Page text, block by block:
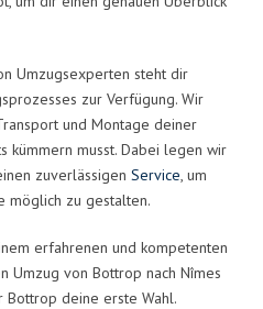
Umzugsexperten steht dir
zur Verfügung. Wir
und Montage deiner
kümmern musst. Dabei legen wir
zuverlässigen Service, um
möglich zu gestalten.
erfahrenen und kompetenten
Umzug von Bottrop nach Nîmes
Bottrop deine erste Wahl.